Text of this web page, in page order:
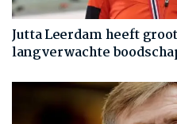
Jutta Leerdam heeft
langverwachte